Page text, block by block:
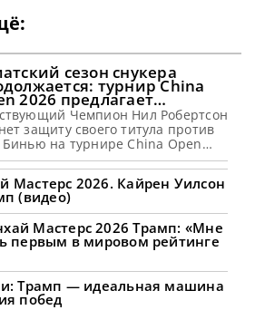
сезон снукера
турнир China
2026 предлагает
призовые
Чемпион Нил Робертсон
защиту своего титула против
на турнире China Open
с 8 по 16 августа 2026 года в
сообщает totallysnookered
профессиональный сезон
набирает обороты. А лучшие
этого вида спорта остаются на
Востоке, чтобы принять
в турнире China Open 2026.
двух квалификационных
Мастерс 2026. Кайрен Уилсон
(видео)
Мастерс 2026 Трамп: «Мне
первым в мировом рейтинге
Трамп — идеальная машина
побед